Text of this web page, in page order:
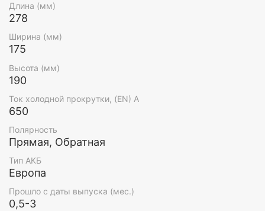
Длина (мм)
278
Ширина (мм)
175
Высота (мм)
190
Ток холодной прокрутки, (EN) А
650
Полярность
Прямая, Обратная
Тип АКБ
Европа
Прошло с даты выпуска (мес.)
0,5-3